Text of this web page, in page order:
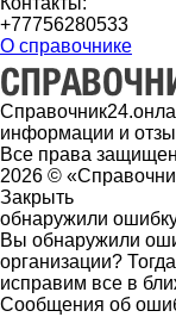
+77756280533
О справочнике
информации и
Все права
2026 ©
Закрыть
обнаружили
Вы обнаружили
организации?
исправим все в
Сообщения об